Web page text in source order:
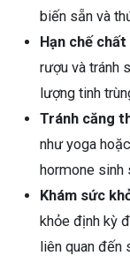
biến sẵn và
Hạn chế
rượu và tránh
lượng tinh
Tránh căng
như yoga
hormone sinh
Khám sức
khỏe định kỳ
liên quan đến